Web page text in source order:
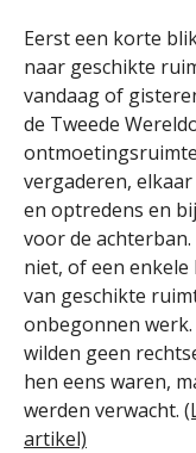
Eerst een korte
naar geschikte
vandaag of
de Tweede
vergaderen,
en optredens en
voor de
niet, of een
van geschikte
onbegonnen
wilden geen
hen eens waren,
werden verwacht.
artikel)